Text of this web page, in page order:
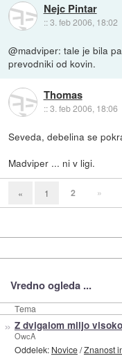
Nejc Pintar
::3. feb 2006, 18:02
@madviper: tale je bila
prevodniki od kovin.
Thomas
::3. feb 2006, 18:06
Seveda, debelina se
Madviper ... ni v ligi.
« 1 2 »
Vredno ogleda ...
Tema
» Z dvigalom miljo visoko
OwcA
Oddelek: Novice/Znanost